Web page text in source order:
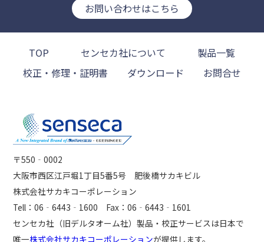
お問い合わせはこちら
TOP センセカ社について
製品一覧
校正・修理・証明書
ダウンロード お問合せ
〒550‐0002
大阪市西区江戸堀1丁目5番5号 肥後橋サカキビル
株式会社サカキコーポレーション
Tell：06‐6443‐1600 Fax：06‐6443‐1601
センセカ社（旧デルタオーム社）製品・校正サービスは日本で
唯一株式会社サカキコーポレーションが提供します。